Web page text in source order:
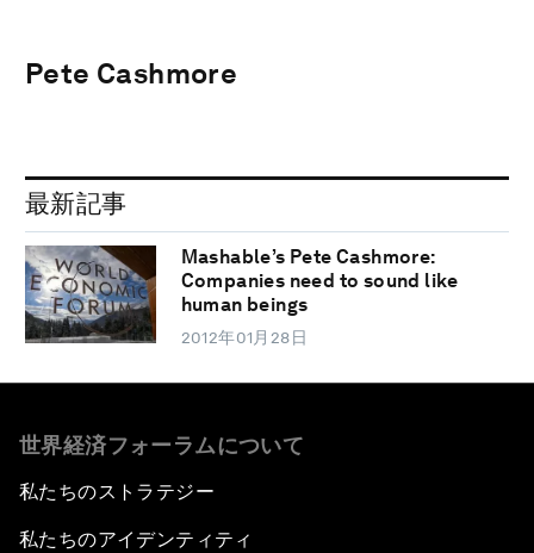
Pete Cashmore
最新記事
Mashable’s Pete Cashmore:
Companies need to sound like
human beings
2012年01月28日
世界経済フォーラムについて
私たちのストラテジー
私たちのアイデンティティ